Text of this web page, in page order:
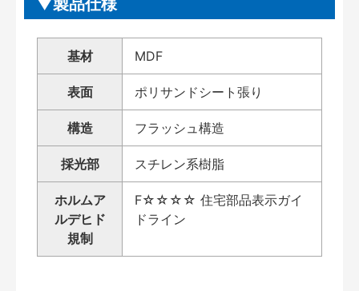
製品仕様
基材 MDF
表面 ポリサンドシート張り
構造 フラッシュ構造
採光部 スチレン系樹脂
ホルムア
ルデヒド
規制
F☆☆☆☆ 住宅部品表示ガイ
ドライン